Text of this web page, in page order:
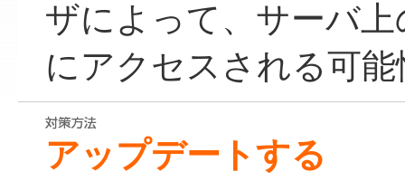
ザによって、サーバ
にアクセスされる可
アップデートする